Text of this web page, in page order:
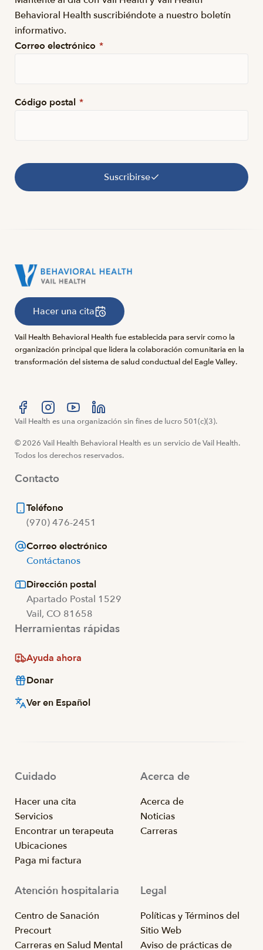
Behavioral Health suscribiéndote a nuestro boletín
informativo.
Correo electrónico *
Código postal *
Suscribirse
Hacer una cita
Vail Health Behavioral Health fue establecida para servir como la
organización principal que lidera la colaboración comunitaria en la
transformación del sistema de salud conductual del Eagle Valley.
Visítanos en Facebook
Visítanos en Instagram
Visítanos en YouTube
Visítanos en LinkedIn
Vail Health es una organización sin fines de lucro 501(c)(3).
© 2026 Vail Health Behavioral Health es un servicio de Vail Health.
Todos los derechos reservados.
Contacto
Teléfono
(970) 476-2451
Correo electrónico
Contáctanos
Dirección postal
Apartado Postal 1529
Vail, CO 81658
Herramientas rápidas
Ayuda ahora
Donar
Ver en Español
Cuidado
Hacer una cita
Servicios
Encontrar un terapeuta
Ubicaciones
Paga mi factura
Acerca de
Acerca de
Noticias
Carreras
Atención hospitalaria
Centro de Sanación
Precourt
Carreras en Salud Mental
Legal
Políticas y Términos del
Sitio Web
Aviso de prácticas de